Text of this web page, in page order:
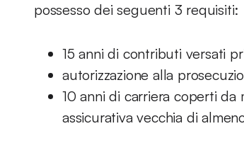
possesso dei seguenti 3 requisiti:
15 anni di contributi versati
autorizzazione alla
10 anni di carriera coperti
assicurativa vecchia di